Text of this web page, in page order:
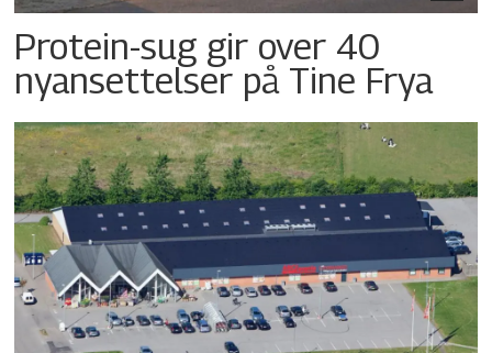
Protein-sug gir over 40
nyansettelser på Tine Frya